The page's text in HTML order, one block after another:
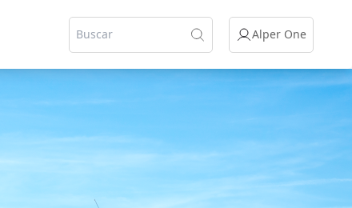
Alper One